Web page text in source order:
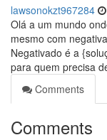
lawsonokzt967284
Olá a um mundo
mesmo com
Negativado é a
para quem precisa
Comments
Comments